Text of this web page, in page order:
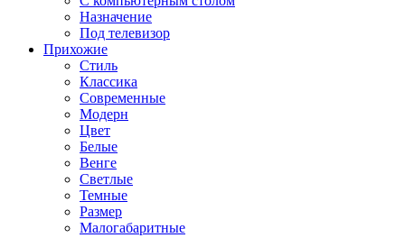
Назначение
Под телевизор
Прихожие
Стиль
Классика
Современные
Модерн
Цвет
Белые
Венге
Светлые
Темные
Размер
Малогабаритные